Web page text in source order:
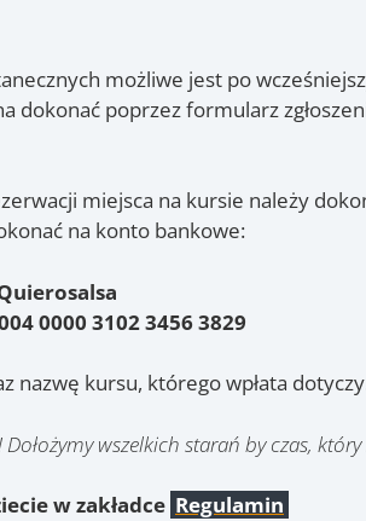
możliwe jest po
dokonać poprzez formularz
miejsca na kursie należy
na konto bankowe:
0000 3102 3456 3829
nazwę kursu, którego wpłata
wszelkich starań by czas,
w zakładce Regulamin